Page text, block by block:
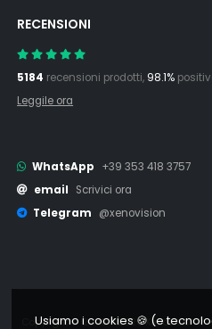
RECENSIONI
5184 recensioni prodotti, 98.1%
Leggile ora
WhatsApp
+39 353 418 3757
email
Scrivici ora
Telegram
@xenovision
Copyright © 2006 - 2026 Xenovision.it
Usiamo i cookies 🍪 (e